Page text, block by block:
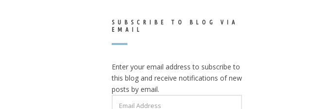
SUBSCRIBE TO BLOG VIA
EMAIL
Enter your email address to subscribe to
this blog and receive notifications of new
posts by email.
ADDRESS